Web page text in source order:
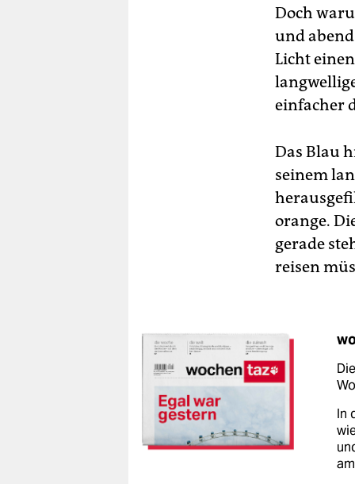
Doch
und
Licht
einfacher
Das Blau
seinem
orange.
gerade
reisen
In